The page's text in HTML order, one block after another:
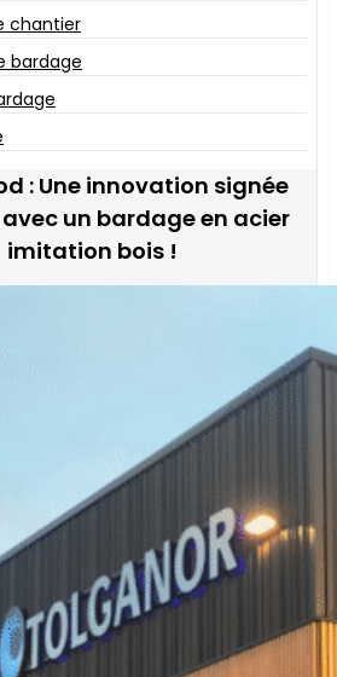
chantier
bardage
: Une innovation signée
un bardage en acier
imitation bois !